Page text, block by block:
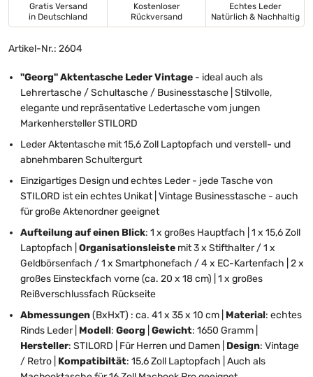
Gratis Versand
in Deutschland
Kostenloser
Rückversand
Echtes Leder
Natürlich & Nachhaltig
Artikel-Nr.: 2604
"Georg" Aktentasche Leder Vintage - ideal auch als
Lehrertasche / Schultasche / Businesstasche | Stilvolle,
elegante und repräsentative Ledertasche vom jungen
Markenhersteller STILORD
Leder Aktentasche mit 15,6 Zoll Laptopfach und verstell- und
abnehmbaren Schultergurt
Einzigartiges Design und echtes Leder - jede Tasche von
STILORD ist ein echtes Unikat | Vintage Businesstasche - auch
für große Aktenordner geeignet
Aufteilung auf einen Blick: 1 x großes Hauptfach | 1 x 15,6 Zoll
Laptopfach | Organisationsleiste mit 3 x Stifthalter / 1 x
Geldbörsenfach / 1 x Smartphonefach / 4 x EC-Kartenfach | 2 x
großes Einsteckfach vorne (ca. 20 x 18 cm) | 1 x großes
Reißverschlussfach Rückseite
Abmessungen(BxHxT) : ca. 41 x 35 x 10 cm | Material: echtes
Rinds Leder | Modell: Georg Gewicht: 1650 Gramm |
Hersteller: STILORD | Für Herren und Damen | Design: Vintage
/ Retro | Kompatibiltät: 15,6 Zoll Laptopfach | Auch als